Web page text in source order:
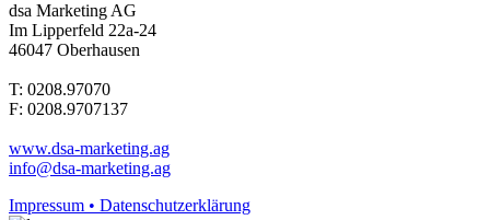
dsa Marketing AG
Im Lipperfeld 22a-24
46047 Oberhausen
T: 0208.97070
F: 0208.9707137
www.dsa-marketing.ag
info@dsa-marketing.ag
Impressum • Datenschutzerklärung